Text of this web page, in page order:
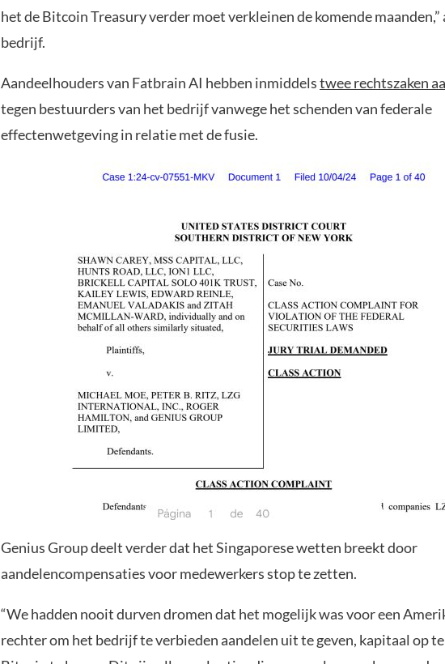
het de Bitcoin Treasury verder moet verkleinen de komende maanden,”
bedrijf.
Aandeelhouders van Fatbrain AI hebben inmiddelstwee rechtszaken
tegen bestuurders van het bedrijf vanwege het schenden van federale
effectenwetgeving in relatie met de fusie.
Genius Group deelt verder dat het Singaporese wetten breekt door
aandelencompensaties voor medewerkers stop te zetten.
“We hadden nooit durven dromen dat het mogelijk was voor een
rechter om het bedrijf te verbieden aandelen uit te geven, kapitaal op